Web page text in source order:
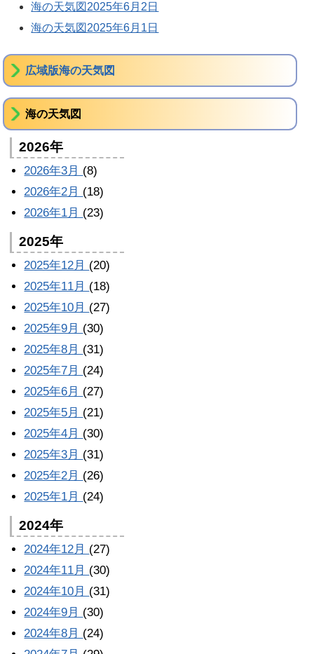
海の天気図2025年6月2日
海の天気図2025年6月1日
広域版海の天気図
海の天気図
2026年
2026年3月 (8)
2026年2月 (18)
2026年1月 (23)
2025年
2025年12月 (20)
2025年11月 (18)
2025年10月 (27)
2025年9月 (30)
2025年8月 (31)
2025年7月 (24)
2025年6月 (27)
2025年5月 (21)
2025年4月 (30)
2025年3月 (31)
2025年2月 (26)
2025年1月 (24)
2024年
2024年12月 (27)
2024年11月 (30)
2024年10月 (31)
2024年9月 (30)
2024年8月 (24)